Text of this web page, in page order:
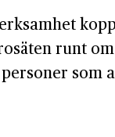
runt
som